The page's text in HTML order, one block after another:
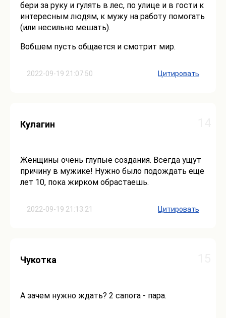
2022-09-19 21:07:50
бери за руку и гулять в лес, по улице и в гости к
интересным людям, к мужу на работу помогать
(или несильно мешать).
Вобшем пусть общается и смотрит мир.
Цитировать
2022-09-19 21:13:21
Кулагин
Женщины очень глупые создания. Всегда ущут
причину в мужике! Нужно было подождать еще
лет 10, пока жирком обрастаешь.
Цитировать
Чукотка
А зачем нужно ждать? 2 сапога - пара.